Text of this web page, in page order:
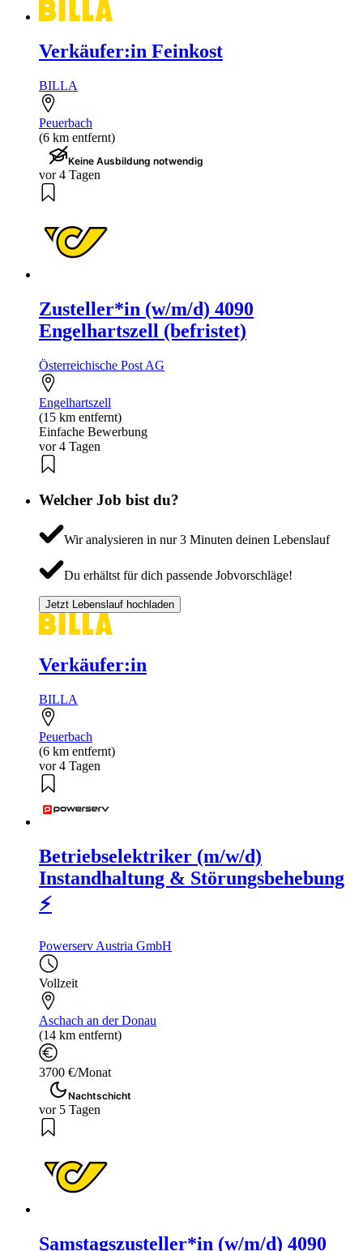
Verkäufer:in Feinkost
BILLA
Peuerbach
(6 km entfernt)
Keine Ausbildung notwendig
vor 4 Tagen
Zusteller*in (w/m/d) 4090
Engelhartszell (befristet)
Österreichische Post AG
Engelhartszell
(15 km entfernt)
Einfache Bewerbung
vor 4 Tagen
Welcher Job bist du?
Wir analysieren in nur 3 Minuten deinen Lebenslauf
Du erhältst für dich passende Jobvorschläge!
Jetzt Lebenslauf hochladen
Verkäufer:in
BILLA
Peuerbach
(6 km entfernt)
vor 4 Tagen
Betriebselektriker (m/w/d)
Instandhaltung & Störungsbehebung
⚡
Powerserv Austria GmbH
Vollzeit
Aschach an der Donau
(14 km entfernt)
3700 €/Monat
Nachtschicht
vor 5 Tagen
Samstagszusteller*in (w/m/d) 4090